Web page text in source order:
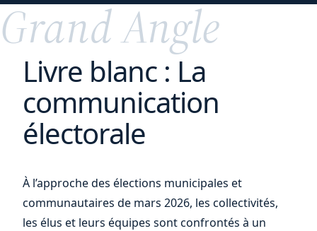
vos
Grand Angle
Livre blanc : La
communication
électorale
À l’approche des élections municipales et
communautaires de mars 2026, les collectivités,
les élus et leurs équipes sont confrontés à un